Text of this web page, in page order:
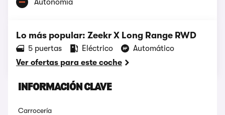
Autonomía
Lo más popular: Zeekr X Long Range RWD
5 puertas Eléctrico
Automático
Ver ofertas para este coche
INFORMACIÓN CLAVE
Carrocería